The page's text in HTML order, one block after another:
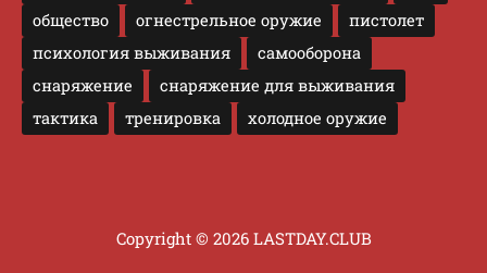
общество
огнестрельное оружие
пистолет
психология выживания
самооборона
снаряжение
снаряжение для выживания
тактика
тренировка холодное оружие
Copyright © 2026 LASTDAY.CLUB